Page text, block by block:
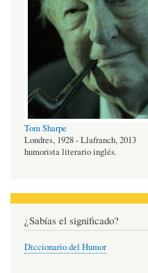
Tom Sharpe
Londres, 1928 - Llafranch, 2013
humorista literario inglés.
¿Sabías el significado?
Diccionario del Humor